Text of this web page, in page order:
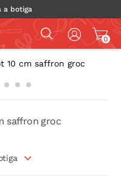
a botiga
0
saffron groc